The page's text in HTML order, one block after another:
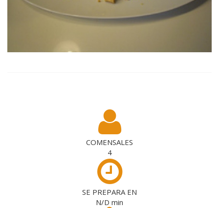
COMENSALES
4
SE PREPARA EN
N/D min